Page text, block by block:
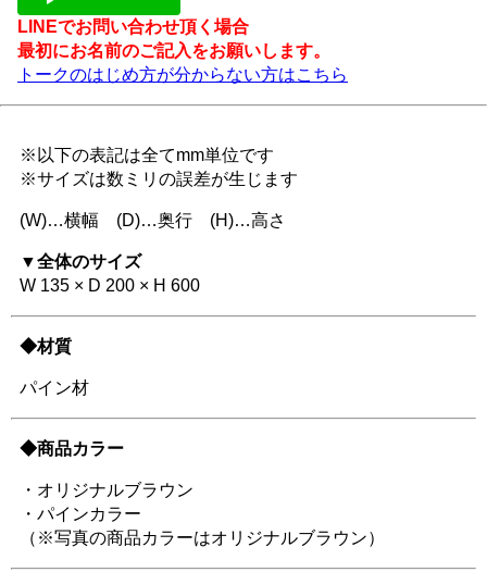
LINEでお問い合わせ頂く場合
最初にお名前のご記入をお願いします。
トークのはじめ方が分からない方はこちら
※以下の表記は全てmm単位です
※サイズは数ミリの誤差が生じます
(W)…横幅 (D)…奥行 (H)…高さ
▼全体のサイズ
W 135 × D 200 × H 600
◆材質
パイン材
◆商品カラー
・オリジナルブラウン
・パインカラー
（※写真の商品カラーはオリジナルブラウン）